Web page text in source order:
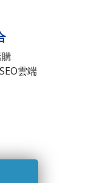
雲端